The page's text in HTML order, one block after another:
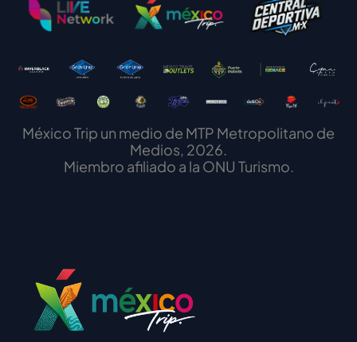
México Trip un medio de MTP Metropolitano de
Medios, 2026.
Miembro afiliado a la ONU Turismo.